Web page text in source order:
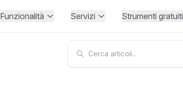
Funzionalità Servizi Strumenti gratuiti